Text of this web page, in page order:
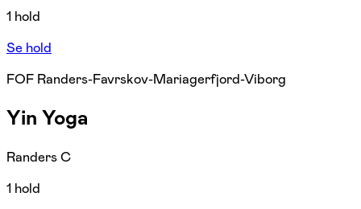
1 hold
Se hold
FOF Randers-Favrskov-Mariagerfjord-Viborg
Yin Yoga
Randers C
1 hold